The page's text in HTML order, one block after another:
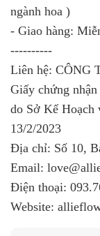
ngành hoa )
- Giao hàng:
----------
Liên hệ: CÔNG
Giấy chứng
do Sở Kế Hoạch
13/2/2023
Địa chỉ: Số 10,
Email:
Điện thoại:
Website: